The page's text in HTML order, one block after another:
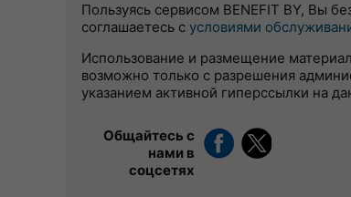
Пользуясь сервисом BENEFIT BY, Вы
соглашаетесь с условиями
Использование и размещение
возможно только с разрешения
указанием активной гиперссылки на
Общайтесь с
нами в
соцсетях